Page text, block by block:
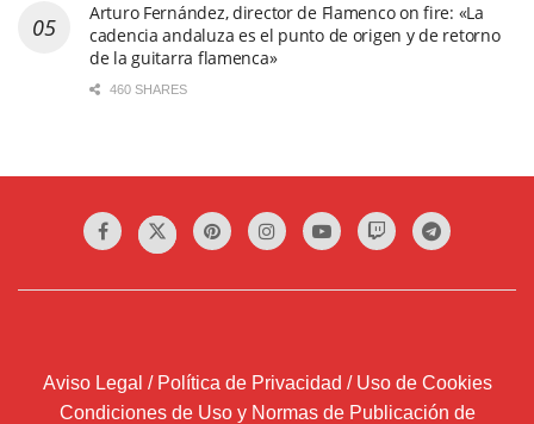
Arturo Fernández, director de Flamenco on fire: «La
cadencia andaluza es el punto de origen y de retorno
de la guitarra flamenca»
460 SHARES
Aviso Legal / Política de Privacidad / Uso de Cookies
Condiciones de Uso y Normas de Publicación de